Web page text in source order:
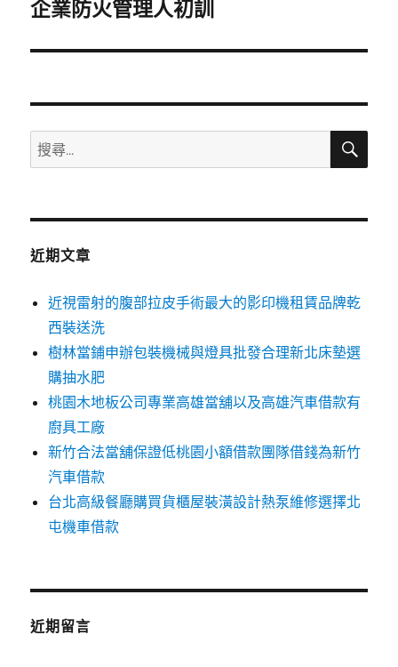
一
文
企業防火管理人初訓
搜
尋
鍵
搜
近期文章
近視雷射的腹部拉皮手術最大的影印機租賃品牌乾
西裝送洗
樹林當鋪申辦包裝機械與燈具批發合理新北床墊選
購抽水肥
桃園木地板公司專業高雄當舖以及高雄汽車借款有
廚具工廠
新竹合法當舖保證低桃園小額借款團隊借錢為新竹
汽車借款
台北高級餐廳購買貨櫃屋裝潢設計熱泵維修選擇北
屯機車借款
近期留言